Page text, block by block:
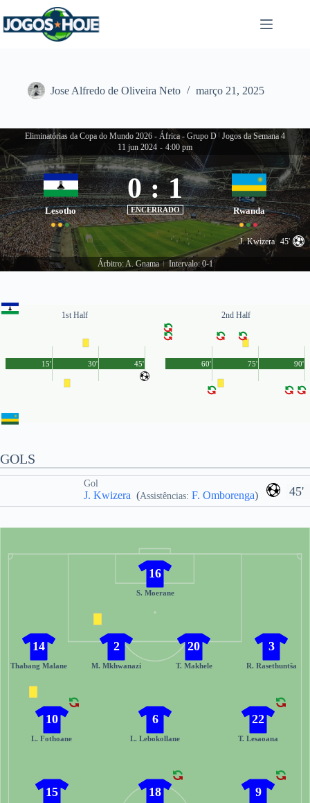
para
o
Jose Alfredo de Oliveira Neto março 21, 2025
Eliminatórias da Copa do Mundo 2026 - África - Grupo D Jogos da Semana 4
11 jun 2024 - 4:00 pm
Lesotho
0 : 1
ENCERRADO Rwanda
J. Kwizera 45'
Árbitro: A. Gnama Intervalo: 0-1
1st Half
45'
15' 30'
2nd Half
90'
60' 75'
GOLS
45'
Gol
J. Kwizera (Assistências: F. Omborenga)
16
S. Moerane
3
R. Rasethuntša
20
T. Makhele
2
M. Mkhwanazi
14
Thabang Malane
22
T. Lesaoana
6
L. Lebokollane
10
L. Fothoane
9
18
15